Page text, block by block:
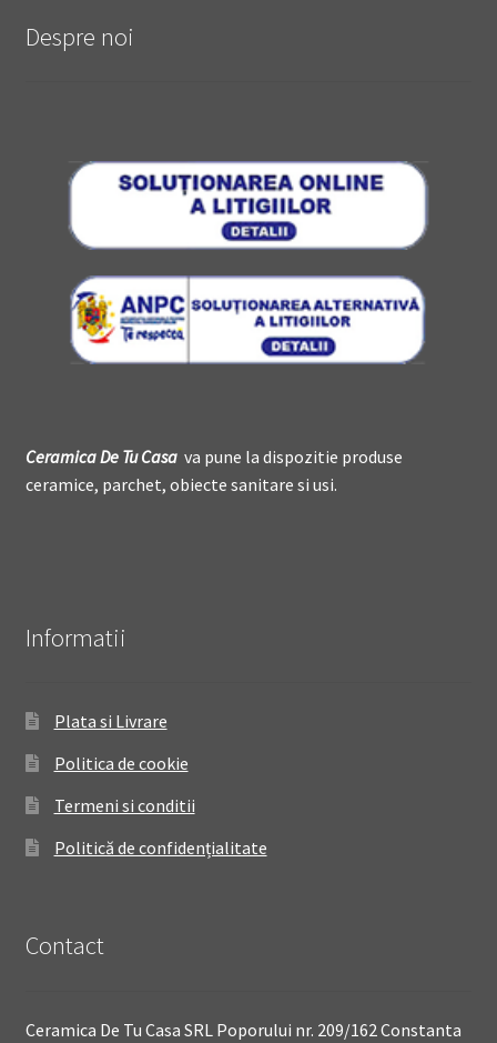
Despre noi
Ceramica DeTu Casava pune la dispozitie produse
ceramice, parchet, obiecte sanitare si usi.
Informatii
Plata si Livrare
Politica de cookie
Termeni si conditii
Politică de confidențialitate
Contact
Ceramica De Tu Casa SRL Poporului nr. 209/162 Constanta